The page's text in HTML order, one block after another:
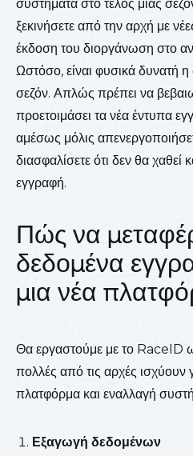
συστήματα στο τέλος μιας
ξεκινήσετε από την αρχή με
έκδοση του διοργάνωση στο
Ωστόσο, είναι φυσικά δυνατή
σεζόν. Απλώς πρέπει να
προετοιμάσει τα νέα έντυπα
αμέσως μόλις
διασφαλίσετε ότι δεν θα χαθεί
εγγραφή.
Πώς να
δεδομένα
μια νέα
Θα εργαστούμε με το RaceID
πολλές από τις αρχές ισχύουν
πλατφόρμα και εναλλαγή
Εξαγωγή δεδομένων